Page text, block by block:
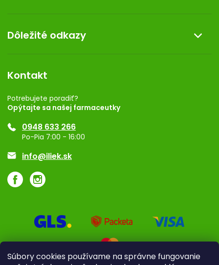
Súbory cookies používame na správne fungovanie
Doprava a platba
Darček k nákupu
Kontakt
Dermocentrum
Dôležité odkazy
Rozhodnutie na prevádzku
Registrácia
Ponuka pre firmy
Značky
Kontakt
Potrebujete poradiť?
Opýtajte sa našej farmaceutky
0948 633 266
Po-Pia 7:00 - 16:00
info@iliek.sk